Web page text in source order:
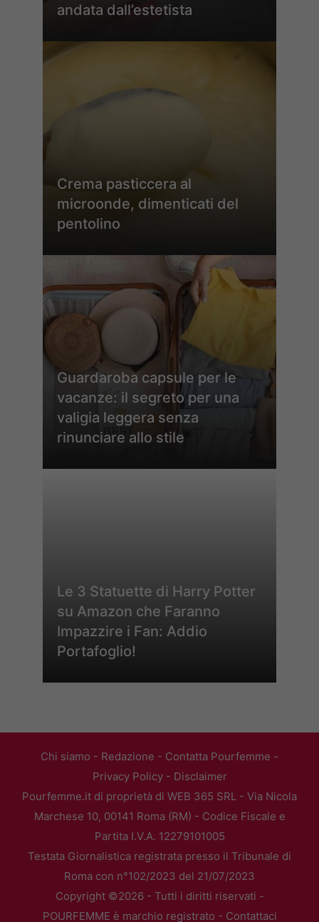
andata dall’estetista
Crema pasticcera al
microonde, dimenticati del
pentolino
Guardaroba capsule per le
vacanze: il segreto per una
valigia leggera senza
rinunciare allo stile
Le 3 Statuette di Harry Potter
su Amazon che Faranno
Impazzire i Fan: Addio
Portafoglio!
Chi siamo - Redazione - Contatta Pourfemme -
Privacy Policy- Disclaimer
Pourfemme.it di proprietà di WEB 365 SRL - Via Nicola
Marchese 10, 00141 Roma (RM) - Codice Fiscale e
Partita I.V.A. 12279101005
Testata Giornalistica registrata presso il Tribunale di
Roma con n°102/2023 del 21/07/2023
Copyright ©2026 - Tutti i diritti riservati -
POURFEMME è marchio registrato - Contattaci